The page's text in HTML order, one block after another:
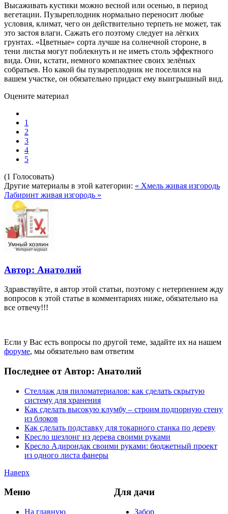
Высаживать кустики можно весной или осенью, в период
вегетации. Пузыреплодник нормально переносит любые
условия, климат, чего он действительно терпеть не может, так
это застоя влаги. Сажать его поэтому следует на лёгких
грунтах. «Цветные» сорта лучше на солнечной стороне, в
тени листья могут поблекнуть и не иметь столь эффектного
вида. Они, кстати, немного компактнее своих зелёных
собратьев. Но какой бы пузыреплодник не поселился на
вашем участке, он обязательно придаст ему выигрышный вид.
Оцените материал
1
2
3
4
5
(1 Голосовать)
Другие материалы в этой категории: « Хмель живая изгородь
Лабиринт живая изгородь »
Автор: Анатолий
Здравствуйте, я автор этой статьи, поэтому с нетерпением жду
вопросов к этой статье в комментариях ниже, обязательно на
все отвечу!!!
Если у Вас есть вопросы по другой теме, задайте их на нашем
форуме, мы обязательно вам ответим
Последнее от Автор: Анатолий
Стеллаж для пиломатериалов: как сделать скрытую
систему для хранения
Как сделать высокую клумбу – строим подпорную стену
из блоков
Как сделать подставку для токарного станка по дереву
Кресло шезлонг из дерева своими руками
Кресло Адирондак своими руками: бюджетный проект
из одного листа фанеры
Наверх
Меню
На главную
Для дачи
Забор